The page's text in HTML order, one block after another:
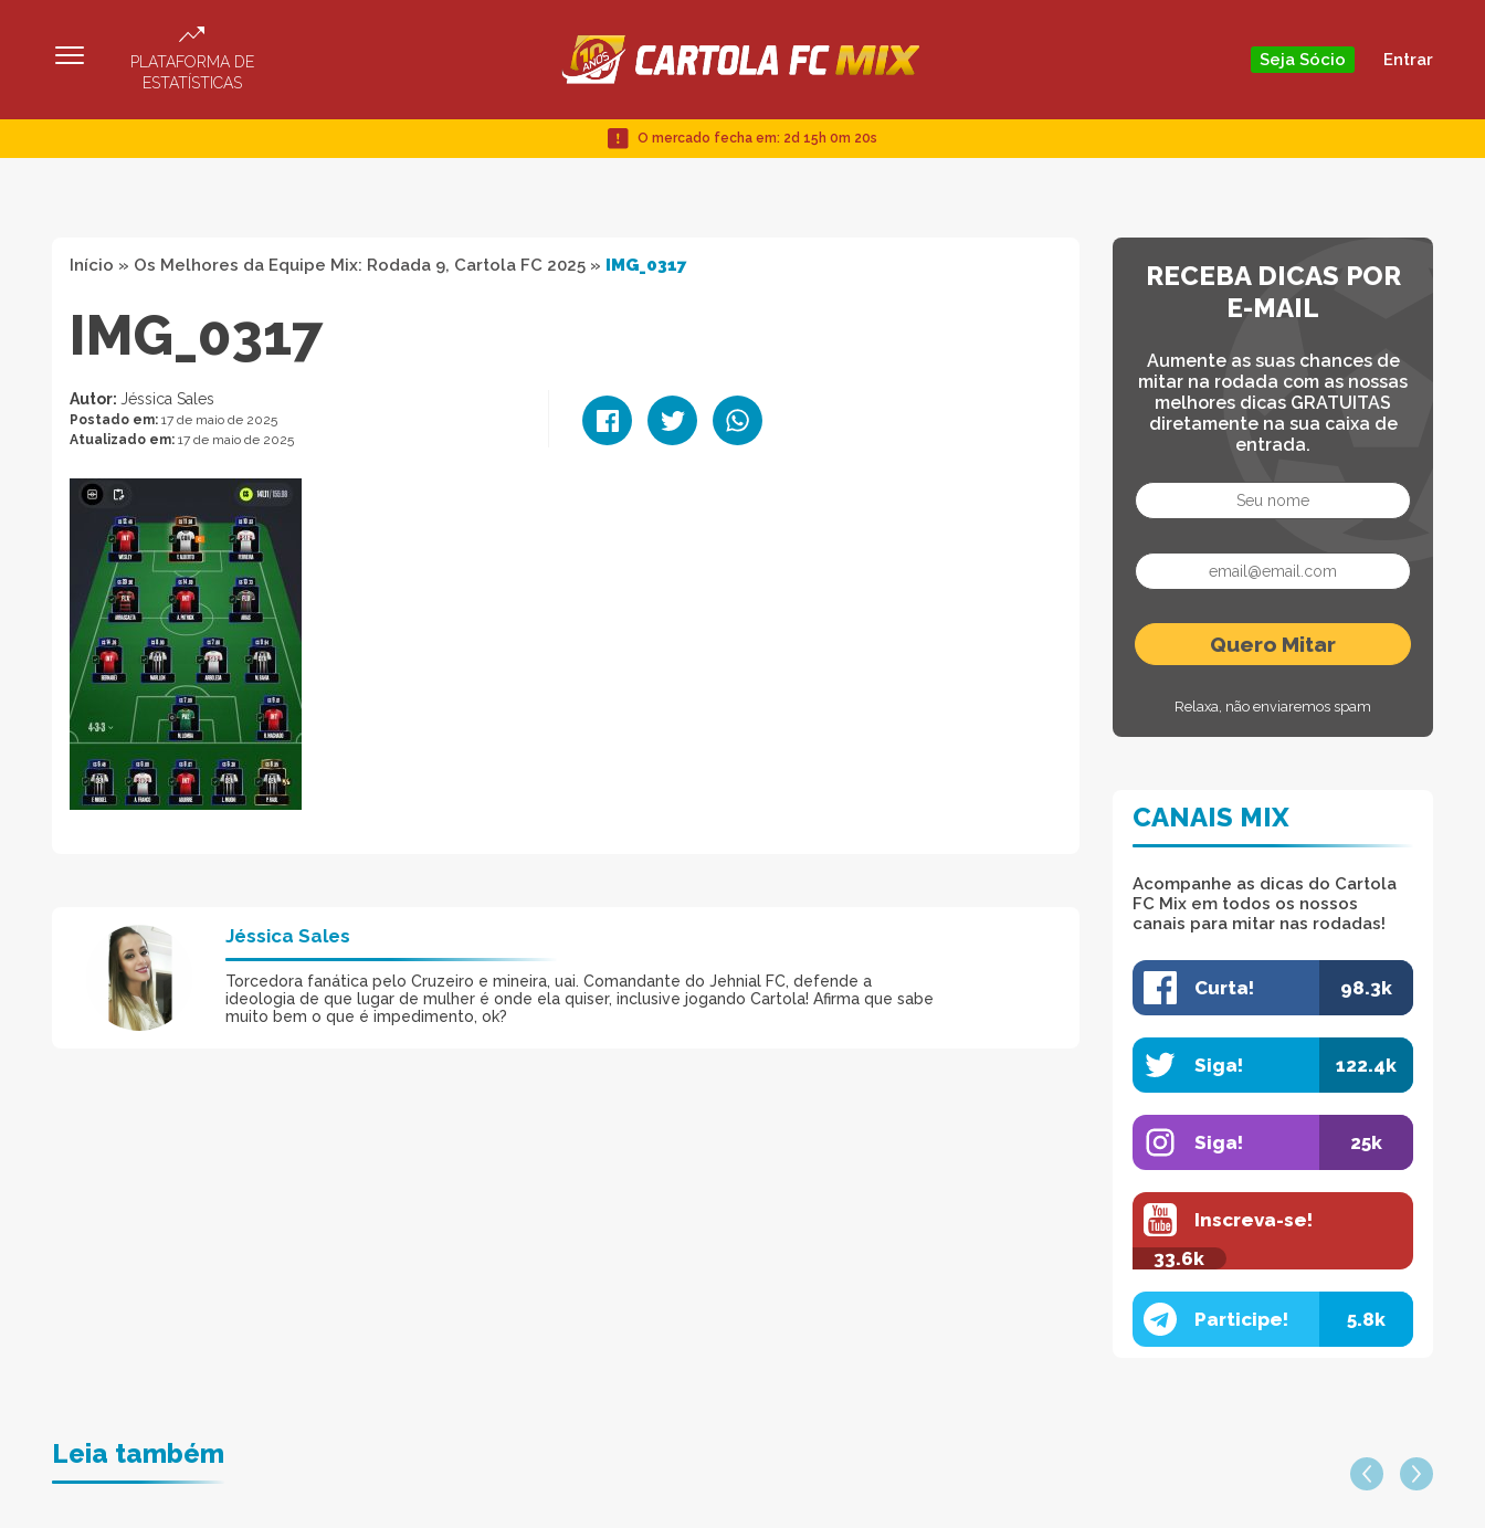
PLATAFORMA DE
ESTATÍSTICAS
Seja Sócio Entrar
O mercado fecha em: 2d 15h 0m 19s
Início » Os Melhores da Equipe Mix: Rodada 9, Cartola FC 2025 » IMG_0317
IMG_0317
Autor: Jéssica Sales
Postado em: 17 de maio de 2025
Atualizado em: 17 de maio de 2025
Jéssica Sales
Torcedora fanática pelo Cruzeiro e mineira, uai. Comandante do Jehnial FC, defende a
ideologia de que lugar de mulher é onde ela quiser, inclusive jogando Cartola! Afirma que sabe
muito bem o que é impedimento, ok?
RECEBA DICAS POR
E-MAIL
Aumente as suas chances de
mitar na rodada com as nossas
melhores dicas GRATUITAS
diretamente na sua caixa de
entrada.
Relaxa, não enviaremos spam
CANAIS MIX
Acompanhe as dicas do Cartola
FC Mix em todos os nossos
canais para mitar nas rodadas!
Curta! 98.3k
Siga! 122.4k
Siga! 25k
Inscreva-se!
33.6k
Participe! 5.8k
Leia também